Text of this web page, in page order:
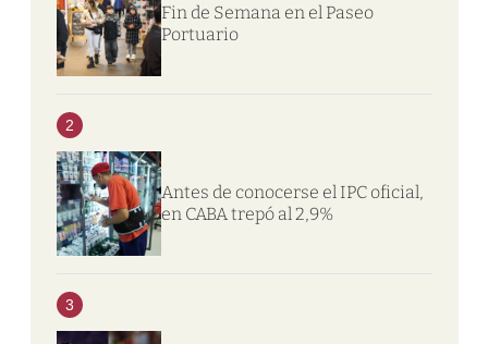
Fin de Semana en el Paseo
Portuario
2
Antes de conocerse el IPC oficial,
en CABA trepó al 2,9%
3